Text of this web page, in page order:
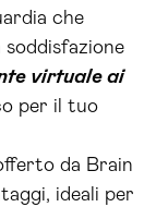
che
virtuale ai
per il tuo
da Brain
ideali per